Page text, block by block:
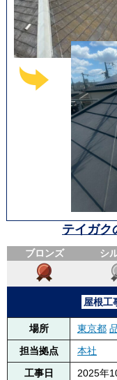
テイガク
ブロンズ シ
屋根工
場所 東京都
担当拠点
本社
工事日
2025年